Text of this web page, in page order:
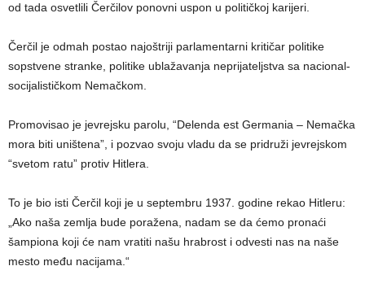
od tada osvetlili Čerčilov ponovni uspon u političkoj karijeri.
Čerčil je odmah postao najoštriji parlamentarni kritičar politike
sopstvene stranke, politike ublažavanja neprijateljstva sa nacional-
socijalističkom Nemačkom.
Promovisao je jevrejsku parolu, “Delenda est Germania – Nemačka
mora biti uništena”, i pozvao svoju vladu da se pridruži jevrejskom
“svetom ratu” protiv Hitlera.
To je bio isti Čerčil koji je u septembru 1937. godine rekao Hitleru:
„Ako naša zemlja bude poražena, nadam se da ćemo pronaći
šampiona koji će nam vratiti našu hrabrost i odvesti nas na naše
mesto među nacijama.“